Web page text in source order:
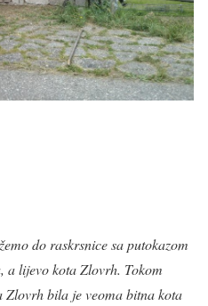
do raskrsnice sa putokazom
a lijevo kota Zlovrh. Tokom
Zlovrh bila je veoma bitna kota